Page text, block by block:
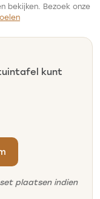
bekijken. Bezoek onze
kunt
plaatsen indien